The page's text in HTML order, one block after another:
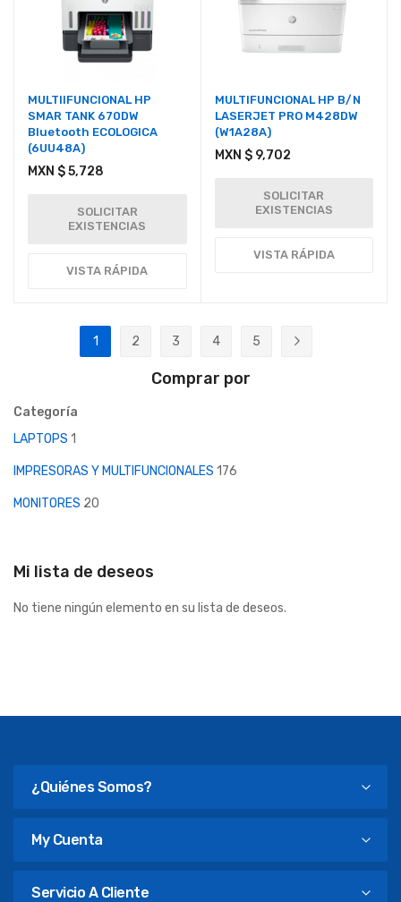
MULTIIFUNCIONAL HP
SMAR TANK 670DW
Bluetooth ECOLOGICA
(6UU48A)
MXN $ 5,728
SOLICITAR
EXISTENCIAS
VISTA RÁPIDA
MULTIFUNCIONAL HP B/N
LASERJET PRO M428DW
(W1A28A)
MXN $ 9,702
SOLICITAR
EXISTENCIAS
VISTA RÁPIDA
Página
Actualmente estás leyendo página
1
2
3
4
5
Comprar por
Categoría
LAPTOPS 1
IMPRESORAS Y MULTIFUNCIONALES 176
MONITORES 20
Mi lista de deseos
No tiene ningún elemento en su lista de deseos.
¿Quiénes Somos?
My Cuenta
Servicio A Cliente